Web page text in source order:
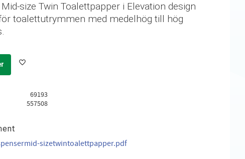
size Twin Toalettpapper i Elevation design
toalettutrymmen med medelhög till hög
Lägg till i favoriter
69193
557508
sizetwintoalettpapper.pdf